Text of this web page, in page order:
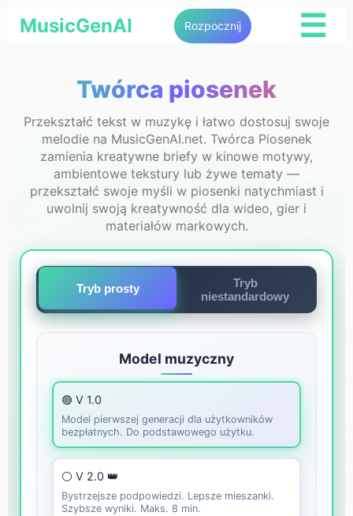
MusicGenAI Rozpocznij ☰
Twórca piosenek
Przekształć tekst w muzykę i łatwo dostosuj swoje
melodie na MusicGenAI.net. Twórca Piosenek
zamienia kreatywne briefy w kinowe motywy,
ambientowe tekstury lub żywe tematy —
przekształć swoje myśli w piosenki natychmiast i
uwolnij swoją kreatywność dla wideo, gier i
materiałów markowych.
Tryb prosty
Tryb
niestandardowy
Model muzyczny
🟣 V 1.0
Model pierwszej generacji dla użytkowników
bezpłatnych. Do podstawowego użytku.
⚪ V 2.0 👑
Bystrzejsze podpowiedzi. Lepsze mieszanki.
Szybsze wyniki. Maks. 8 min.